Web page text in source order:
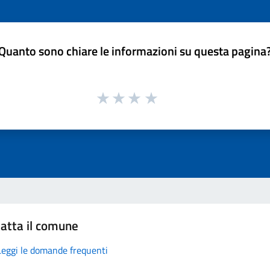
sono chiare le informazioni su questa
il comune
le domande frequenti